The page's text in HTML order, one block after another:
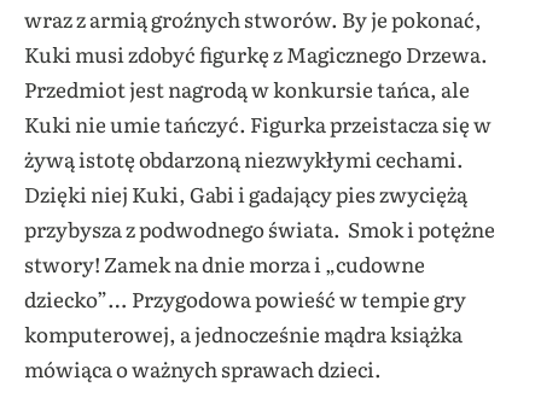
wraz z armią groźnych stworów. By je pokonać,
Kuki musi zdobyć figurkę z Magicznego Drzewa.
Przedmiot jest nagrodą w konkursie tańca, ale
Kuki nie umie tańczyć. Figurka przeistacza się w
żywą istotę obdarzoną niezwykłymi cechami.
Dzięki niej Kuki, Gabi i gadający pies zwyciężą
przybysza z podwodnego świata. Smok i potężne
stwory! Zamek na dnie morza i „cudowne
dziecko”… Przygodowa powieść w tempie gry
komputerowej, a jednocześnie mądra książka
mówiąca o ważnych sprawach dzieci.